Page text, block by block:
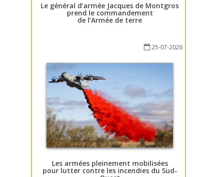
Le général d’armée Jacques de Montgros
prend le commandement
de l’Armée de terre
25-07-2026
Les armées pleinement mobilisées
pour lutter contre les incendies du Sud-